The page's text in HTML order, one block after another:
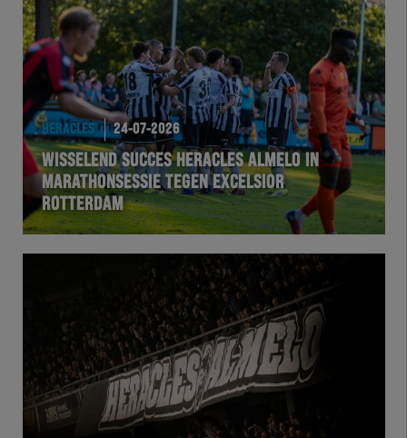
HERACLES 24-07-2026
WISSELEND SUCCES HERACLES ALMELO IN
MARATHONSESSIE TEGEN EXCELSIOR
ROTTERDAM